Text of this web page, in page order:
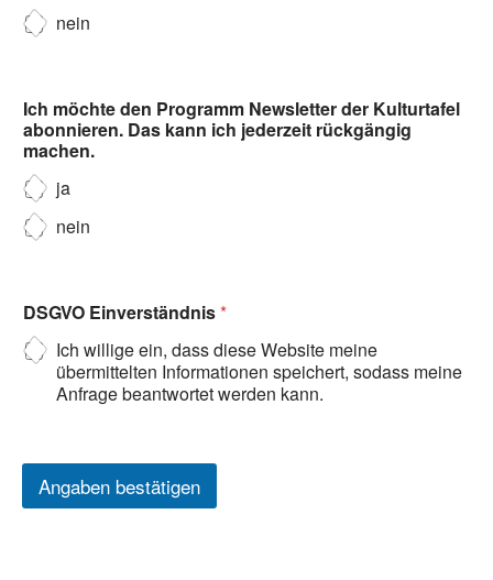
nein
Ich möchte den Programm Newsletter der Kulturtafel
abonnieren. Das kann ich jederzeit rückgängig
machen.
ja
nein
DSGVO Einverständnis*
Ich willige ein, dass diese Website meine
übermittelten Informationen speichert, sodass meine
Anfrage beantwortet werden kann.
Angaben bestätigen